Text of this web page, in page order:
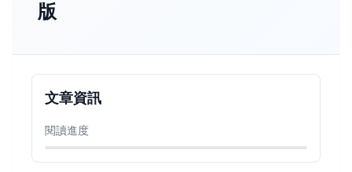
版
文章資訊
閱讀進度